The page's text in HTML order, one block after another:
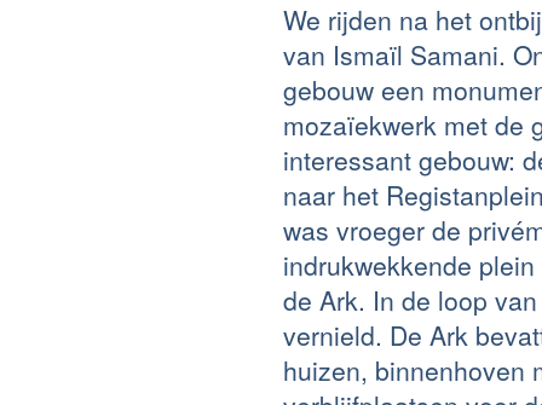
We rijden na het
van Ismaïl Samani.
gebouw een
mozaïekwerk met de
interessant gebouw:
naar het
was vroeger de
indrukwekkende
de Ark. In de loop
vernield. De Ark
huizen, binnenhoven